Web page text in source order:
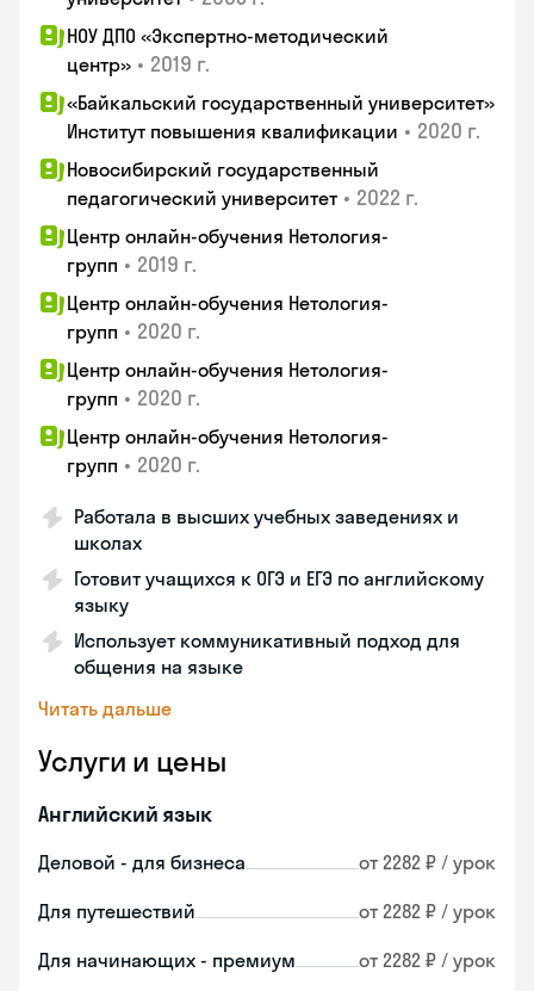
НОУ ДПО «Экспертно-методический
центр» • 2019 г.
«Байкальский государственный университет»
Институт повышения квалификации • 2020 г.
Новосибирский государственный
педагогический университет • 2022 г.
Центр онлайн-обучения Нетология-
групп • 2019 г.
Центр онлайн-обучения Нетология-
групп • 2020 г.
Центр онлайн-обучения Нетология-
групп • 2020 г.
Центр онлайн-обучения Нетология-
групп • 2020 г.
Работала в высших учебных заведениях и
школах
Готовит учащихся к ОГЭ и ЕГЭ по английскому
языку
Использует коммуникативный подход для
общения на языке
Читать дальше
Услуги и цены
Английский язык
Деловой - для бизнеса от 2282 ₽ / урок
Для путешествий от 2282 ₽ / урок
Для начинающих - премиум от 2282 ₽ / урок